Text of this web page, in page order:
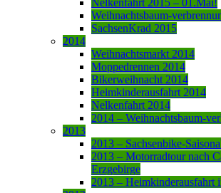
Weihnachtsbaum-
SachsenKrad 2015
2014
Weihnachtsmarkt 2014
Moppedrennen 2014
Bikerweihnacht 2014
Heimkinderausfahrt 2014
Nelkenfahrt 2014
2014 – Weihnachtsbaum-
2013
2013 – Sachsenbike-
2013 – Motorradtour nach
Erzgebirge
2013 – Heimkinderausfahrt